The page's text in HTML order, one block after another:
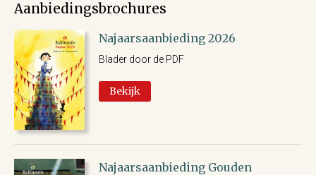
Aanbiedingsbrochures
Najaarsaanbieding 2026
Blader door de PDF
Bekijk
Najaarsaanbieding Gouden